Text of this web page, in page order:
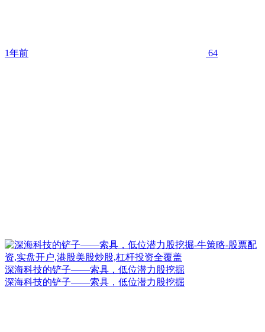
1年前 64
深海科技的铲子——索具，低位潜力股挖掘
深海科技的铲子——索具，低位潜力股挖掘